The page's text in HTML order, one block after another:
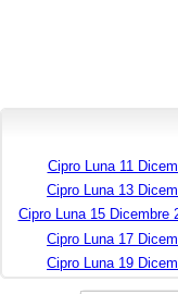
Cipro Luna 11
Cipro Luna 13
Cipro Luna 15 Dicembre
Cipro Luna 17
Cipro Luna 19